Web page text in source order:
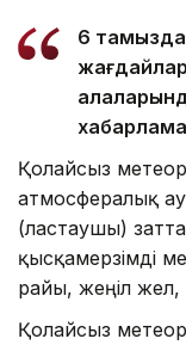
6 тамызда
Қолайсыз
атмосфералық
(ластаушы)
қысқамерзімді
райы, жеңіл
Қолайсыз